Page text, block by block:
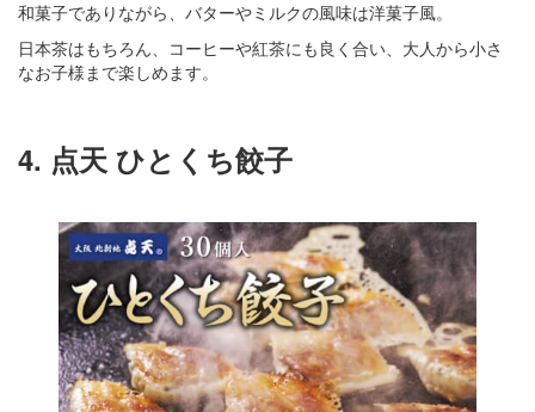
和菓子でありながら、バターやミルクの風味は洋菓子風。
日本茶はもちろん、コーヒーや紅茶にも良く合い、大人から小さ
なお子様まで楽しめます。
4. 点天 ひとくち餃子